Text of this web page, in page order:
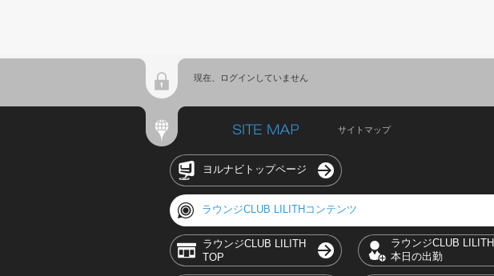
現在、ログインしていません
サイトマップ
ヨルナビトップページ
ラウンジCLUB LILITHコンテンツ
ラウンジCLUB LILITH
TOP
ラウンジCLUB LILITH
本日の出勤